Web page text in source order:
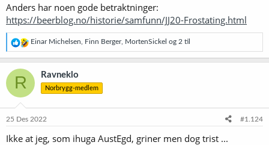
Anders har noen gode betraktninger:
https://beerblog.no/historie/samfunn/JJ20-Frostating.html
R
e
a
n
e
:
Einar Michelsen Finn Berger, MortenSickel og 2 til
R Ravneklo
Norbrygg-medlem
25 Des 2022 #1.124
Ikke at jeg, som ihuga AustEgd, griner men dog trist ...